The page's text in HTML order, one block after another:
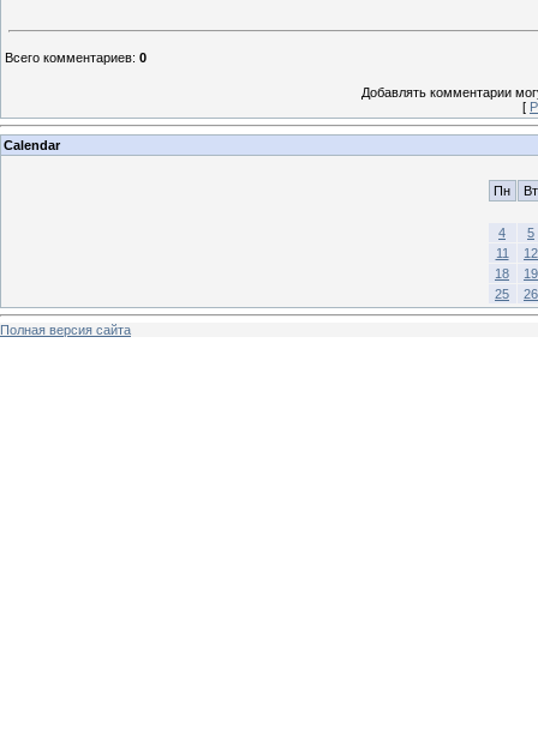
Всего комментариев: 0
Добавлять комментарии
[
Calendar
Пн Вт
4
5
11
12
18
19
25
26
Полная версия сайта